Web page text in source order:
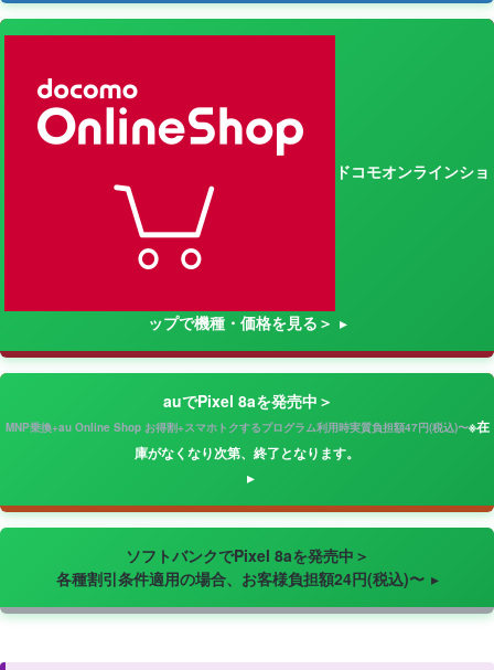
ドコモオンラインショ
ップで機種・価格を見る＞
auでPixel 8aを発売中＞
MNP乗換+au Online Shop お得割+スマホトクするプログラム利用時実質負担額47円(税込)〜※在
庫がなくなり次第、終了となります。
ソフトバンクでPixel 8aを発売中＞
各種割引条件適用の場合、お客様負担額24円(税込)〜